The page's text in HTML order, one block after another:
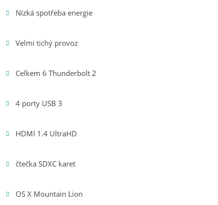
Nízká spotřeba energie
Velmi tichý provoz
Celkem 6 Thunderbolt 2
4 porty USB 3
HDMI 1.4 UltraHD
čtečka SDXC karet
OS X Mountain Lion